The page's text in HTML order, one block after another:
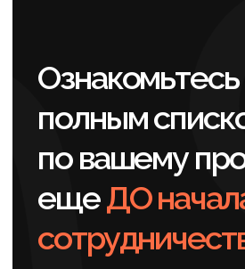
к обращению.
Оптимизация коммерческих и
информационных разделов
Для приоритетных направлений